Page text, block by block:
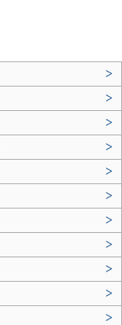
>
>
>
>
>
>
>
>
>
>
>